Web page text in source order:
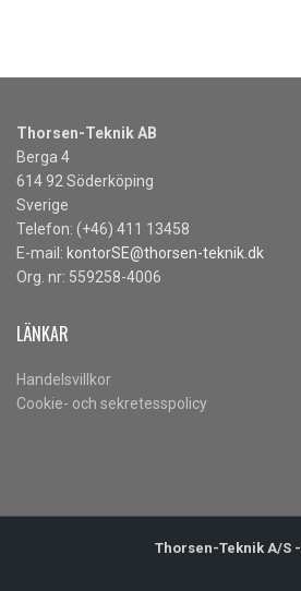
Thorsen-Teknik AB
Berga 4
614 92 Söderköping
Sverige
Telefon: (+46) 411 13458
E-mail: kontorSE@thorsen-teknik.dk
Org. nr: 559258-4006
LÄNKAR
Handelsvillkor
Cookie- och sekretesspolicy
Thorsen-Teknik A/S -